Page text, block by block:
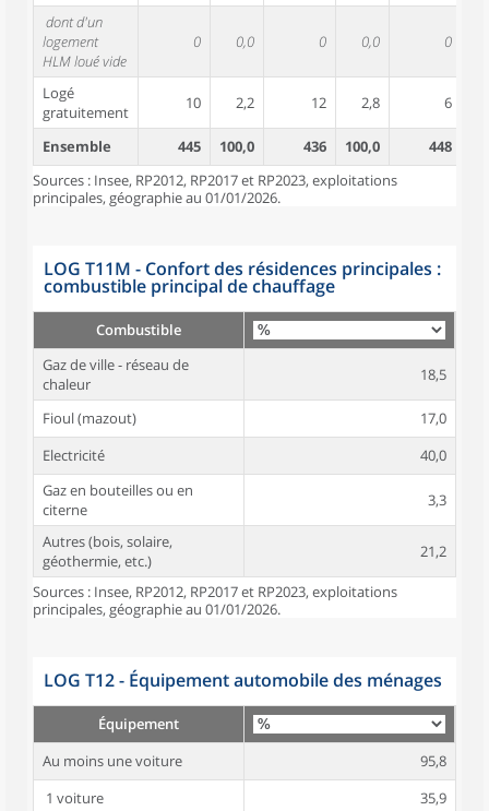
dont d'un
logement
HLM loué vide
0 0,0 0 0,0 0
Logé
gratuitement
10 2,2 12 2,8 6
Ensemble 445 100,0 436 100,0 448
Sources : Insee, RP2012, RP2017 et RP2023, exploitations
principales, géographie au 01/01/2026.
LOG T11M - Confort des résidences principales :
combustible principal de chauffage
Combustible
Gaz de ville - réseau de
chaleur
18,5
Fioul (mazout)
17,0
Electricité
40,0
Gaz en bouteilles ou en
citerne
3,3
Autres (bois, solaire,
géothermie, etc.)
21,2
Sources : Insee, RP2012, RP2017 et RP2023, exploitations
principales, géographie au 01/01/2026.
LOG T12 - Équipement automobile des ménages
Équipement
Au moins une voiture
95,8
1 voiture
35,9